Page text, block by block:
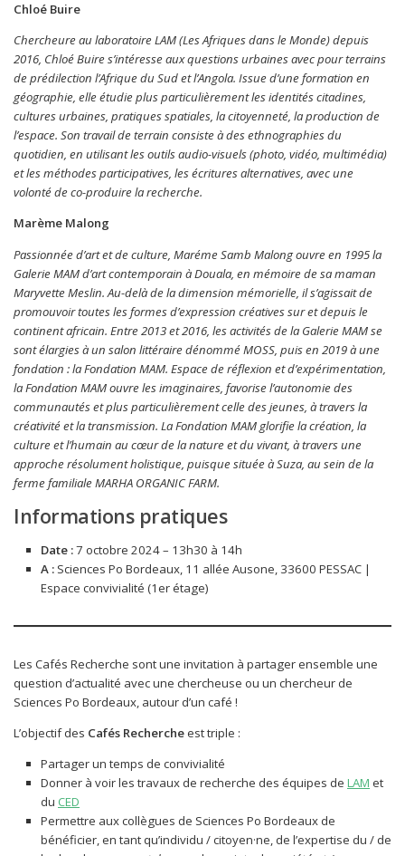
Chloé Buire
Chercheure au laboratoire LAM (Les Afriques dans le Monde) depuis
2016, Chloé Buire s’intéresse aux questions urbaines avec pour terrains
de prédilection l’Afrique du Sud et l’Angola. Issue d’une formation en
géographie, elle étudie plus particulièrement les identités citadines,
cultures urbaines, pratiques spatiales, la citoyenneté, la production de
l’espace. Son travail de terrain consiste à des ethnographies du
quotidien, en utilisant les outils audio-visuels (photo, vidéo, multimédia)
et les méthodes participatives, les écritures alternatives, avec une
volonté de co-produire la recherche.
Marème Malong
Passionnée d’art et de culture, Maréme Samb Malong ouvre en 1995 la
Galerie MAM d’art contemporain à Douala, en mémoire de sa maman
Maryvette Meslin. Au-delà de la dimension mémorielle, il s’agissait de
promouvoir toutes les formes d’expression créatives sur et depuis le
continent africain. Entre 2013 et 2016, les activités de la Galerie MAM se
sont élargies à un salon littéraire dénommé MOSS, puis en 2019 à une
fondation : la Fondation MAM. Espace de réflexion et d’expérimentation,
la Fondation MAM ouvre les imaginaires, favorise l’autonomie des
communautés et plus particulièrement celle des jeunes, à travers la
créativité et la transmission. La Fondation MAM glorifie la création, la
culture et l’humain au cœur de la nature et du vivant, à travers une
approche résolument holistique, puisque située à Suza, au sein de la
ferme familiale MARHA ORGANIC FARM.
Informations pratiques
Date :7 octobre 2024 – 13h30 à 14h
A : Sciences Po Bordeaux, 11 allée Ausone, 33600 PESSAC |
Espace convivialité (1er étage)
Les Cafés Recherche sont une invitation à partager ensemble une
question d’actualité avec une chercheuse ou un chercheur de
Sciences Po Bordeaux, autour d’un café !
L’objectif des Cafés Rechercheest triple :
Partager un temps de convivialité
Donner à voir les travaux de recherche des équipes de LAM et
du CED
Permettre aux collègues de Sciences Po Bordeaux de
bénéficier, en tant qu’individu / citoyen·ne, de l’expertise du / de